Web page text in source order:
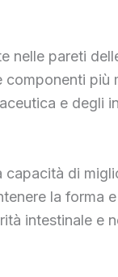
nelle pareti
più
e degli
di
la forma
intestinale e